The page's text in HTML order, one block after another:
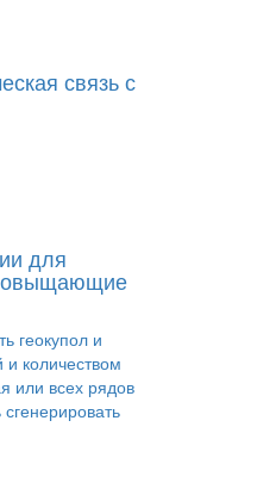
связь с
для
геокупол и
и количеством
или всех рядов